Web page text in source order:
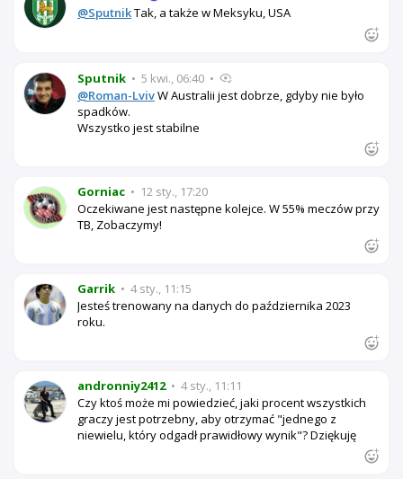
@SputnikTak, a także w Meksyku, USA
Sputnik • 5 kwi., 06:40 •
@Roman-LvivW Australii jest dobrze, gdyby nie było
spadków.
Wszystko jest stabilne
Gorniac • 12 sty., 17:20
Oczekiwane jest następne kolejce. W 55% meczów przy
TB, Zobaczymy!
Garrik • 4 sty., 11:15
Jesteś trenowany na danych do października 2023
roku.
andronniy2412 • 4 sty., 11:11
Czy ktoś może mi powiedzieć, jaki procent wszystkich
graczy jest potrzebny, aby otrzymać "jednego z
niewielu, który odgadł prawidłowy wynik"? Dziękuję